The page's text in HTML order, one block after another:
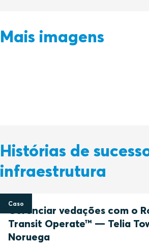
Mais imagens
Histórias de
infraestrutura
Caso
Gerenciar vedações com o
Transit Operate™ — Telia
Noruega